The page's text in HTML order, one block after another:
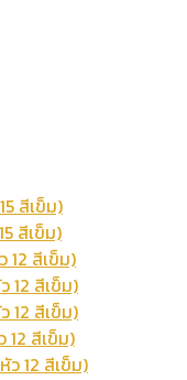
สีเข็ม)
สีเข็ม)
12 สีเข็ม)
12 สีเข็ม)
12 สีเข็ม)
12 สีเข็ม)
ว 12 สีเข็ม)